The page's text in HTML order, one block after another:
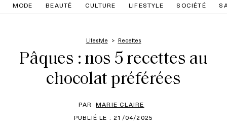
MODE BEAUTÉ CULTURE LIFESTYLE SOCIÉTÉ
Lifestyle Recettes
Pâques : nos 5 recettes au
chocolat préférées
PAR MARIE CLAIRE
PUBLIÉ LE : 21/04/2025